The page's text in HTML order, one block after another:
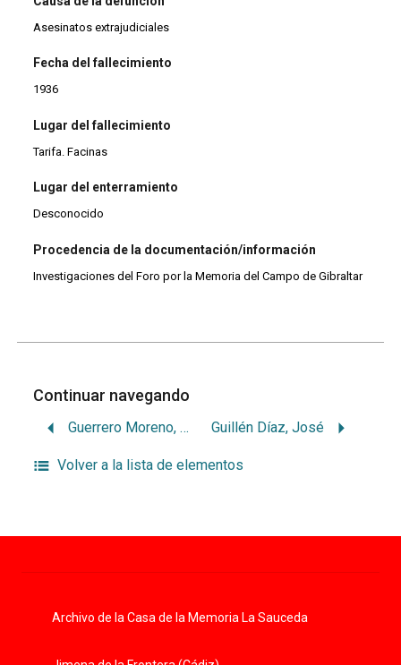
Asesinatos extrajudiciales
Fecha del fallecimiento
1936
Lugar del fallecimiento
Tarifa. Facinas
Lugar del enterramiento
Desconocido
Procedencia de la documentación/información
Investigaciones del Foro por la Memoria del Campo de Gibraltar
Continuar navegando
Guerrero Moreno, Juan Guillén Díaz, José
Volver a la lista de elementos
Archivo de la Casa de la Memoria La Sauceda